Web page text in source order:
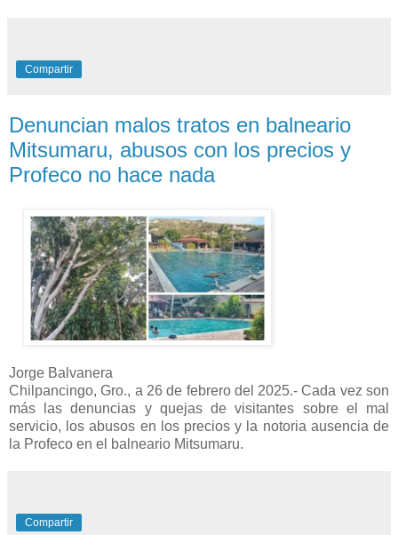
Compartir
Denuncian malos tratos en balneario
Mitsumaru, abusos con los precios y
Profeco no hace nada
Jorge Balvanera
Chilpancingo, Gro., a 26 de febrero del 2025.- Cada vez son
más las denuncias y quejas de visitantes sobre el mal
servicio, los abusos en los precios y la notoria ausencia de
la Profeco en el balneario Mitsumaru.
Compartir